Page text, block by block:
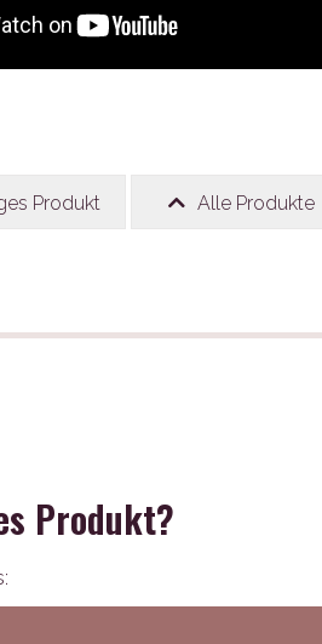
Produkt Alle Produkte
Produkt?